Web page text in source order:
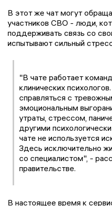
В этот же чат могут
участников СВО - люди,
поддерживать связь со
испытывают сильный
"В чате работает
клинических
справляться с
эмоциональным
утраты, стрессом,
другими
чате не используется
Здесь исключительно
со специалистом", -
правительстве.
В настоящее время к